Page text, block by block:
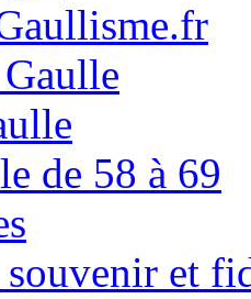
de 58 à 69
et